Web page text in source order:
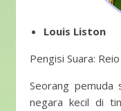
Louis Liston
Pengisi Suara:
Seorang pemuda
negara kecil di